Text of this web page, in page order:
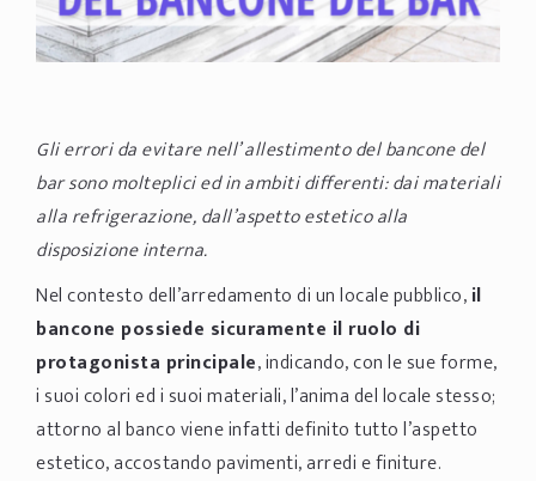
Gli errori da evitare nell’ allestimento del bancone del
bar sono molteplici ed in ambiti differenti: dai materiali
alla refrigerazione, dall’aspetto estetico alla
disposizione interna.
Nel contesto dell’arredamento di un locale pubblico,il
bancone possiede sicuramente il ruolo di
protagonista principale, indicando, con le sue forme,
i suoi colori ed i suoi materiali, l’anima del locale stesso;
attorno al banco viene infatti definito tutto l’aspetto
estetico, accostando pavimenti, arredi e finiture.